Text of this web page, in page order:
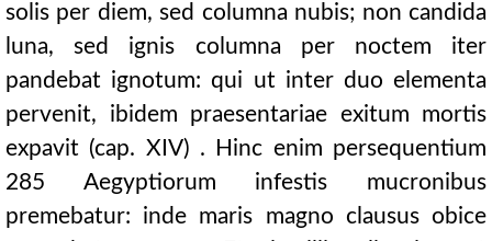
solis per diem, sed columna nubis; non candida
luna, sed ignis columna per noctem iter
pandebat ignotum: qui ut inter duo elementa
pervenit, ibidem praesentariae exitum mortis
expavit (cap. XIV) . Hinc enim persequentium
285 Aegyptiorum infestis mucronibus
premebatur: inde maris magno clausus obice